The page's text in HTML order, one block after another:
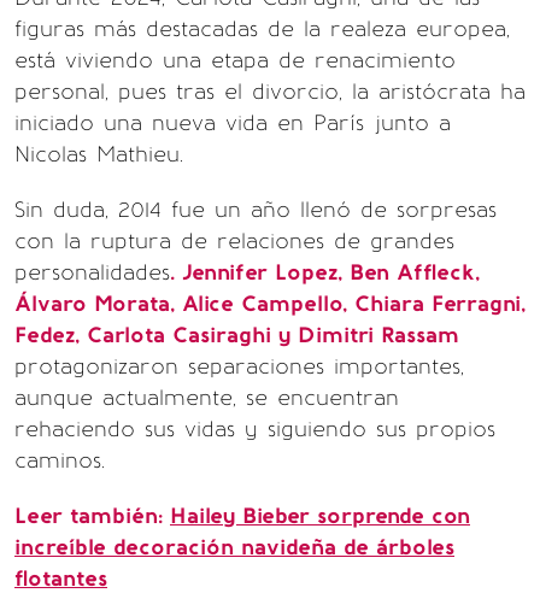
figuras más destacadas de la realeza europea,
está viviendo una etapa de renacimiento
personal, pues tras el divorcio, la aristócrata ha
iniciado una nueva vida en París junto a
Nicolas Mathieu.
Sin duda, 2014 fue un año llenó de sorpresas
con la ruptura de relaciones de grandes
personalidades. Jennifer Lopez, Ben Affleck,
Álvaro Morata, Alice Campello, Chiara Ferragni,
Fedez, Carlota Casiraghi y Dimitri Rassam
protagonizaron separaciones importantes,
aunque actualmente, se encuentran
rehaciendo sus vidas y siguiendo sus propios
caminos.
Leer también: Hailey Bieber sorprende con
increíble decoración navideña de árboles
flotantes